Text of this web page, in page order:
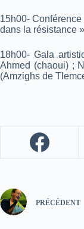
15h00-
dans la résistance
18h00- Gala
Ahmed (chaoui) ;
(Amzighs de
PRÉCÉDENT